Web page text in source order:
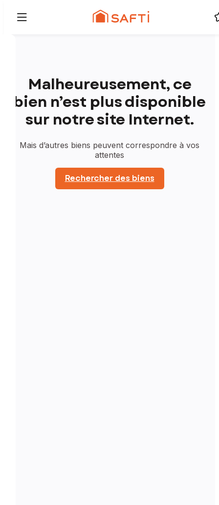
Malheureusement, ce
bien n’est plus disponible
sur notre site Internet.
Mais d’autres biens peuvent correspondre à vos
attentes
Rechercher des biens